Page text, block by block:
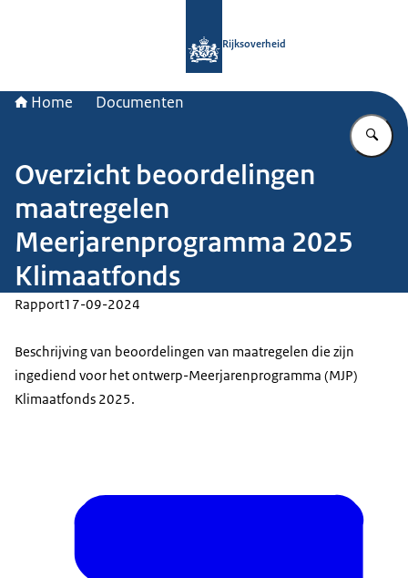
Rijksoverheid
Home Documenten
Overzicht beoordelingen
maatregelen
Meerjarenprogramma 2025
Klimaatfonds
Rapport17-09-2024
Beschrijving van beoordelingen van maatregelen die zijn
ingediend voor het ontwerp-Meerjarenprogramma (MJP)
Klimaatfonds 2025.